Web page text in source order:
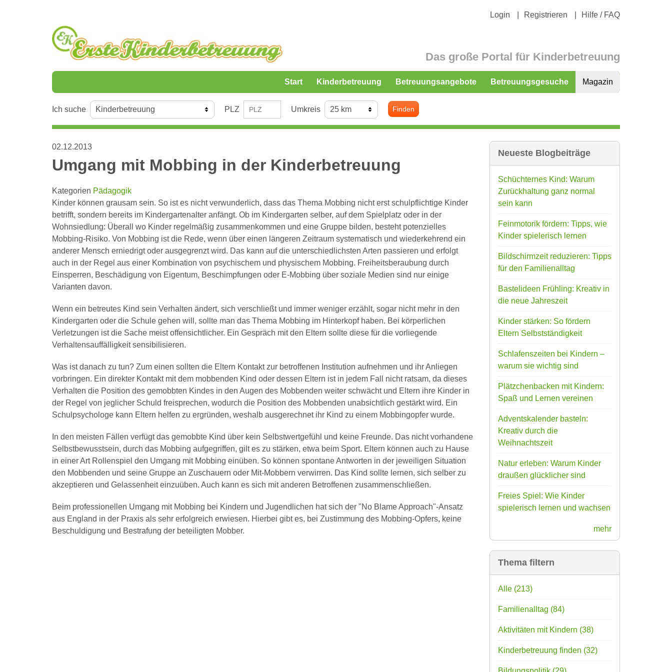
Login Registrieren Hilfe / FAQ
Das große Portal für Kinderbetreuung
Start Kinderbetreuung Betreuungsangebote Betreuungsgesuche Magazin
Ich suche PLZ Umkreis Finden
02.12.2013
Umgang mit Mobbing in der Kinderbetreuung
Kategorien Pädagogik
Kinder können grausam sein. So ist es nicht verwunderlich, dass das Thema Mobbing nicht erst schulpflichtige Kinder
betrifft, sondern bereits im Kindergartenalter anfängt. Ob im Kindergarten selber, auf dem Spielplatz oder in der
Wohnsiedlung: Überall wo Kinder regelmäßig zusammenkommen und eine Gruppe bilden, besteht potenzielles
Mobbing-Risiko. Von Mobbing ist die Rede, wenn über einen längeren Zeitraum systematisch und wiederkehrend ein
anderer Mensch erniedrigt oder ausgegrenzt wird. Das kann auf die unterschiedlichsten Arten passieren und erfolgt
auch in der Regel aus einer Kombination von psychischem und physischem Mobbing. Freiheitsberaubung durch
Einsperren, Beschädigung von Eigentum, Beschimpfungen oder E-Mobbing über soziale Medien sind nur einige
Varianten davon.
Wenn ein betreutes Kind sein Verhalten ändert, sich verschließt und immer weniger erzählt, sogar nicht mehr in den
Kindergarten oder die Schule gehen will, sollte man das Thema Mobbing im Hinterkopf haben. Bei körperlichen
Verletzungen ist die Sache meist offensichtlicher. Ein Gespräch mit den Eltern sollte diese für die vorliegende
Verhaltensauffälligkeit sensibilisieren.
Was ist danach zu tun? Zum einen sollten die Eltern Kontakt zur betroffenen Institution aufnehmen und ihr Anliegen
vorbringen. Ein direkter Kontakt mit dem mobbenden Kind oder dessen Eltern ist in jedem Fall nicht ratsam, da dieses
Verhalten die Position des gemobbten Kindes in den Augen des Mobbenden weiter schwächt und Eltern ihre Kinder in
der Regel von jeglicher Schuld freisprechen, wodurch die Position des Mobbenden unabsichtlich gestärkt wird. Ein
Schulpsychologe kann Eltern helfen zu ergründen, weshalb ausgerechnet ihr Kind zu einem Mobbingopfer wurde.
In den meisten Fällen verfügt das gemobbte Kind über kein Selbstwertgefühl und keine Freunde. Das nicht vorhandene
Selbstbewusstsein, durch das Mobbing aufgegriffen, gilt es zu stärken, etwa beim Sport. Eltern können auch zu Hause
in einer Art Rollenspiel den Umgang mit Mobbing einüben. So können spontane Antworten in der jeweiligen Situation
den Mobbenden und seine Gruppe an Zuschauern oder Mit-Mobbern verwirren. Das Kind sollte lernen, sich selber zu
akzeptieren und Gelassenheit einzuüben. Auch kann es sich mit anderen Betroffenen zusammenschließen.
Beim professionellen Umgang mit Mobbing bei Kindern und Jugendlichen hat sich der "No Blame Approach"-Ansatz
aus England in der Praxis als sehr erfolgreich erwiesen. Hierbei gibt es, bei Zustimmung des Mobbing-Opfers, keine
Beschuldigung und Bestrafung der beteiligten Mobber.
Neueste Blogbeiträge
Schüchternes Kind: Warum
Zurückhaltung ganz normal
sein kann
Feinmotorik fördern: Tipps, wie
Kinder spielerisch lernen
Bildschirmzeit reduzieren: Tipps
für den Familienalltag
Bastelideen Frühling: Kreativ in
die neue Jahreszeit
Kinder stärken: So fördern
Eltern Selbstständigkeit
Schlafenszeiten bei Kindern –
warum sie wichtig sind
Plätzchenbacken mit Kindern:
Spaß und Lernen vereinen
Adventskalender basteln:
Kreativ durch die
Weihnachtszeit
Natur erleben: Warum Kinder
draußen glücklicher sind
Freies Spiel: Wie Kinder
spielerisch lernen und wachsen
mehr
Thema filtern
Alle (213)
Familienalltag (84)
Aktivitäten mit Kindern (38)
Kinderbetreuung finden (32)